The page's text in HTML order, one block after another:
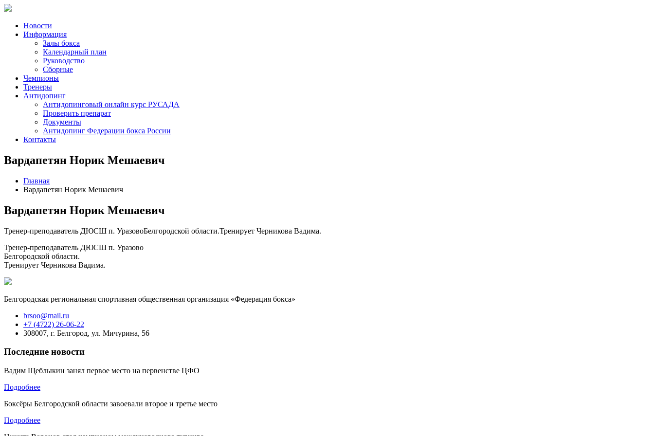
Новости
Информация
Залы бокса
Календарный план
Руководство
Сборные
Чемпионы
Тренеры
Антидопинг
Антидопинговый онлайн курс РУСАДА
Проверить препарат
Документы
Антидопинг Федерации бокса России
Контакты
Вардапетян Норик Мешаевич
Главная
Вардапетян Норик Мешаевич
Вардапетян Норик Мешаевич
Тренер-преподаватель ДЮСШ п. УразовоБелгородской области.Тренирует Черникова Вадима.
Тренер-преподаватель ДЮСШ п. Уразово
Белгородской области.
Тренирует Черникова Вадима.
Белгородская региональная спортивная общественная организация «Федерация бокса»
brsoo@mail.ru
+7 (4722) 26-06-22
308007, г. Белгород, ул. Мичурина, 56
Последние новости
Вадим Щеблыкин занял первое место на первенстве ЦФО
Подробнее
Боксёры Белгородской области завоевали второе и третье место
Подробнее